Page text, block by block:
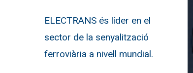
ELECTRANS és líder en el
sector de la senyalització
ferroviària a nivell mundial.